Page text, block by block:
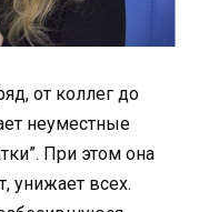
от коллег до
неуместные
При этом она
унижает всех.